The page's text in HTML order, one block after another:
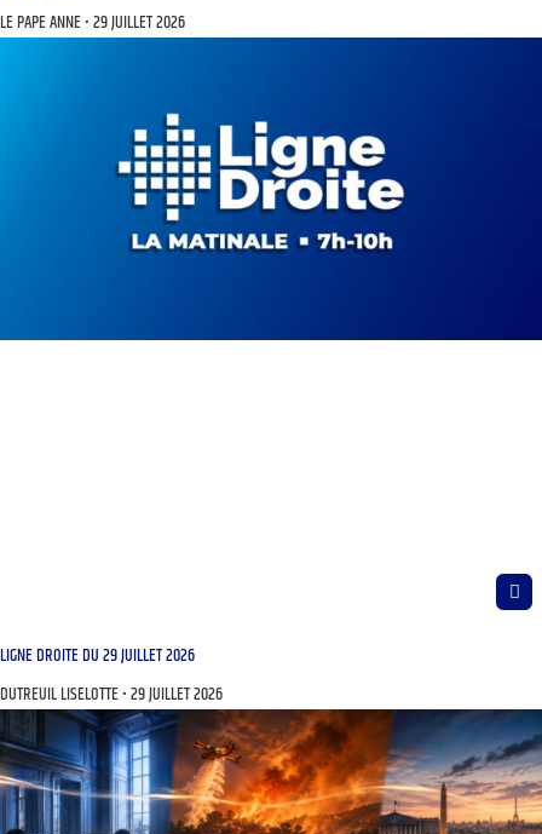
LE PAPE ANNE 29 JUILLET 2026
LIGNE DROITE DU 29 JUILLET 2026
DUTREUIL LISELOTTE 29 JUILLET 2026